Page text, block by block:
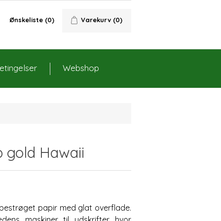
Ønskeliste (0) Varekurv (0)
Webshop
gold Hawaii
papir med glat overflade.